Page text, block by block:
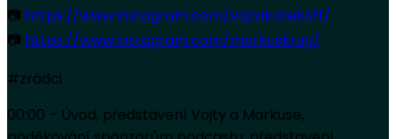
📷 https://www.instagram.com/vojtakotekoff/
📷 https://www.instagram.com/markuskrug/
#zrádci
00:00 – Úvod, představení Vojty a Markuse,